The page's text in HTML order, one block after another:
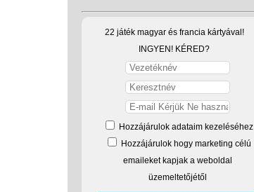
22 játék magyar és francia kártyával!
INGYEN! KÉRED?
Hozzájárulok adataim kezeléséhez
Hozzájárulok hogy marketing célú
emaileket kapjak a weboldal
üzemeltetőjétől